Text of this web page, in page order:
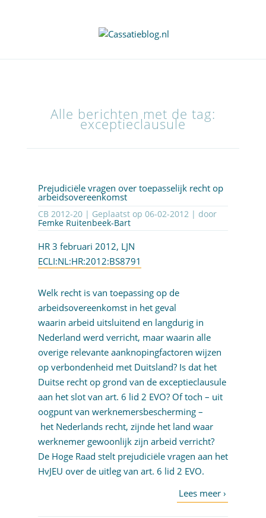
Alle berichten met de tag:
exceptieclausule
Prejudiciële vragen over toepasselijk recht op
arbeidsovereenkomst
CB 2012-20 | Geplaatst op 06-02-2012| door
Femke Ruitenbeek-Bart
HR 3 februari 2012, LJN
ECLI:NL:HR:2012:BS8791
Welk recht is van toepassing op de
arbeidsovereenkomst in het geval
waarin arbeid uitsluitend en langdurig in
Nederland werd verricht, maar waarin alle
overige relevante aanknopingfactoren wijzen
op verbondenheid met Duitsland? Is dat het
Duitse recht op grond van de exceptieclausule
aan het slot van art. 6 lid 2 EVO? Of toch – uit
oogpunt van werknemersbescherming –
het Nederlands recht, zijnde het land waar
werknemer gewoonlijk zijn arbeid verricht?
De Hoge Raad stelt prejudiciële vragen aan het
HvJEU over de uitleg van art. 6 lid 2 EVO.